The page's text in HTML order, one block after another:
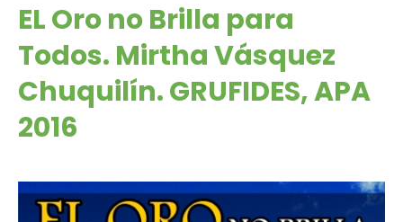
EL Oro no Brilla para
Todos. Mirtha Vásquez
Chuquilín. GRUFIDES, APA
2016